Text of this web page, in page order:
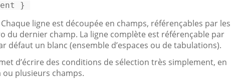
}
ligne est découpée en champs, référençables par les
du dernier champ. La ligne complète est référençable par
défaut un blanc (ensemble d’espaces ou de tabulations).
d’écrire des conditions de sélection très simplement, en
plusieurs champs.